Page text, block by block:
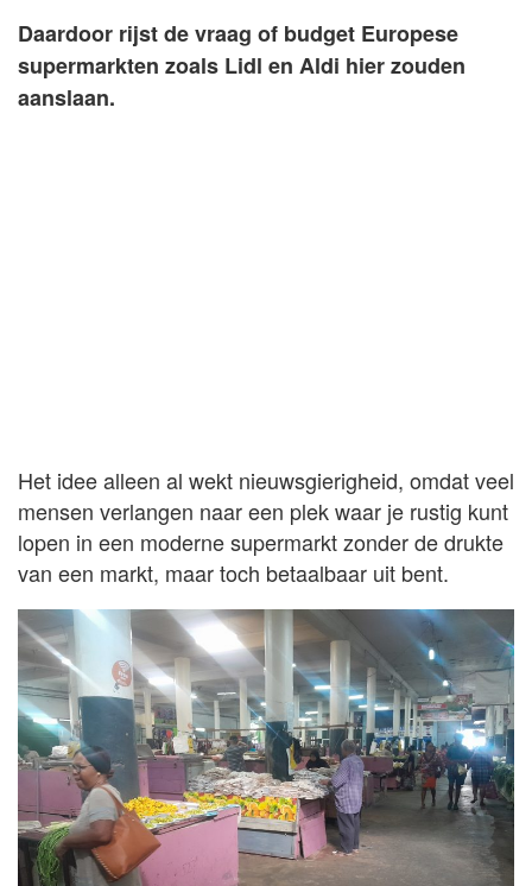
Daardoor rijst de vraag of budget Europese
supermarkten zoals Lidl en Aldi hier zouden
aanslaan.
Het idee alleen al wekt nieuwsgierigheid, omdat veel
mensen verlangen naar een plek waar je rustig kunt
lopen in een moderne supermarkt zonder de drukte
van een markt, maar toch betaalbaar uit bent.